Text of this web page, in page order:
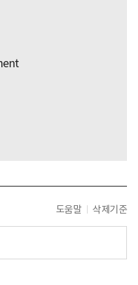
도움말 삭제기준